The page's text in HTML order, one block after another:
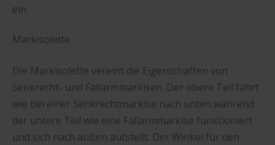
ein.
Markisolette
Die Markisolette vereint die Eigenschaften von
Senkrecht- und Fallarmmarkisen. Der obere Teil fährt
wie bei einer Senkrechtmarkise nach unten während
der untere Teil wie eine Fallarmmarkise funktioniert
und sich nach außen aufstellt. Der Winkel für den